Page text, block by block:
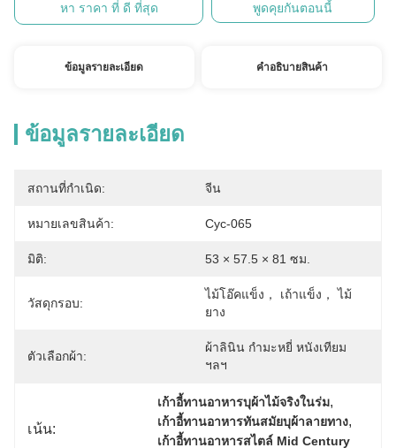
หา ราคา ที่ ดี ที่สุด พูดคุยกันตอนนี้
ข้อมูลรายละเอียด คําอธิบายสินค้า
ข้อมูลรายละเอียด
สถานที่กำเนิด: จีน
หมายเลขสินค้า: Cyc-065
มิติ: 53 × 57.5 × 81 ซม.
วัสดุกรอบ:
ไม้โอ๊คแข็ง， เถ้าแข็ง， ไม้
ยาง
ตัวเลือกผ้า:
ผ้าลินิน กำมะหยี่ หนังเทียม
ฯลฯ
เน้น:
เก้าอี้ทานอาหารบุผ้าไม้จริงในร่ม,
เก้าอี้ทานอาหารทันสมัยบุผ้าลายทาง,
เก้าอี้ทานอาหารสไตล์ Mid Century